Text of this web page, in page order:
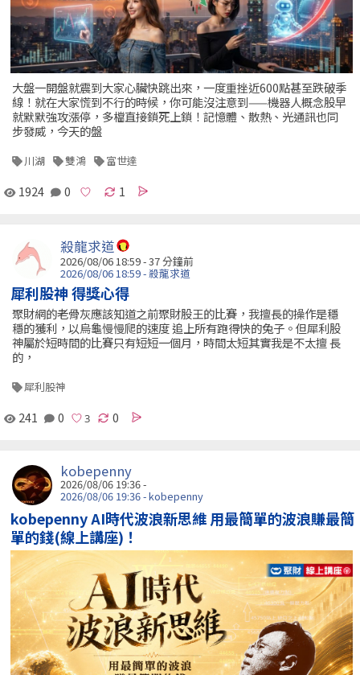
大盤一開盤就震到大家心臟快跳出來，一度重挫近600點甚至跌破季
線！就在大家慌到不行的時候，你可能沒注意到——機器人概念股早
就默默強攻漲停，多檔直接鎖死上鎖！記憶體、散熱、光通訊也同
步發威，今天的盤
川湖 雙鴻 富世達
1924 0 1
殺龍求道
2026/08/06 18:59 -37 分鐘前
2026/08/06 18:59 - 殺龍求道
犀利股神 得獎心得
聚財網的老骨灰應該知道之前聚財股王的比賽，我擅長的操作是穩
穩的獲利，以烏龜慢慢爬的速度 追上所有跑得快的兔子。但犀利股
神屬於短時間的比賽只有短短一個月，時間太短其實我是不太擅 長
的，
犀利股神
241 0 0
kobepenny
2026/08/06 19:36 -
2026/08/06 19:36 - kobepenny
kobepenny AI時代波浪新思維 用最簡單的波浪賺最簡
單的錢(線上講座)！